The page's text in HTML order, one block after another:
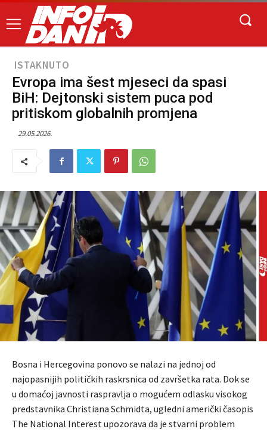
ISTAKNUTO
Evropa ima šest mjeseci da spasi
BiH: Dejtonski sistem puca pod
pritiskom globalnih promjena
29.05.2026.
Bosna i Hercegovina ponovo se nalazi na jednoj od
najopasnijih političkih raskrsnica od završetka rata. Dok se
u domaćoj javnosti raspravlja o mogućem odlasku visokog
predstavnika Christiana Schmidta, ugledni američki časopis
The National Interest upozorava da je stvarni problem